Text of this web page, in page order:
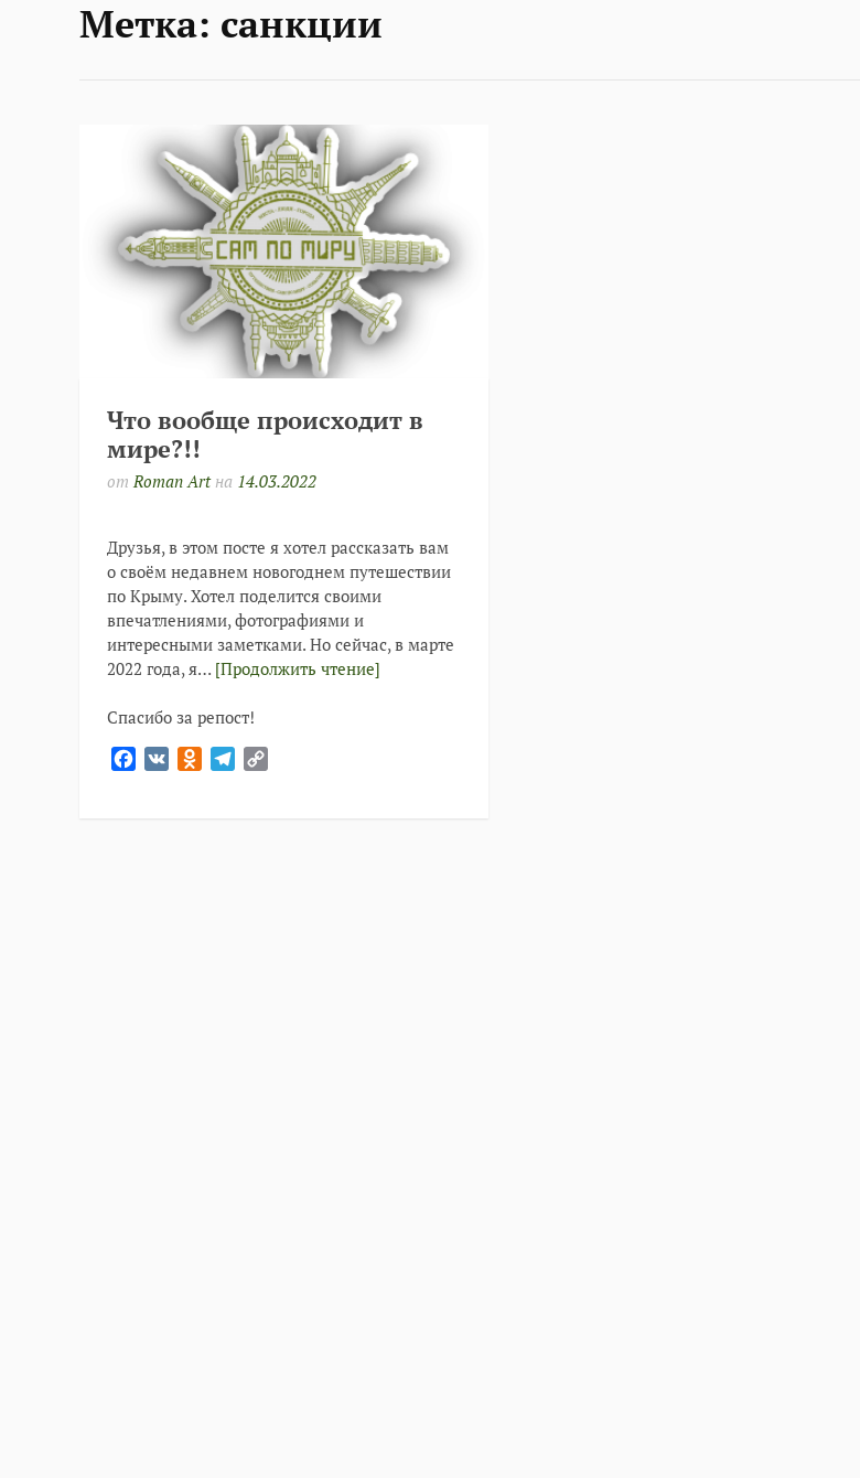
Метка: санкции
Что вообще происходит в
мире?!!
отRoman Artна 14.03.2022
Друзья, в этом посте я хотел рассказать вам
о своём недавнем новогоднем путешествии
по Крыму. Хотел поделится своими
впечатлениями, фотографиями и
интересными заметками. Но сейчас, в марте
2022 года, я… [Продолжить чтение]
Спасибо за репост!
Facebook
VK Odnoklassniki
Telegram